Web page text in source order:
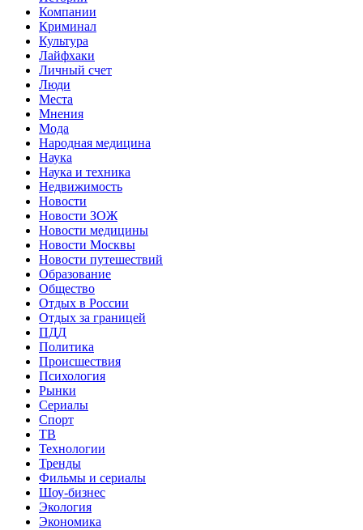
Компании
Криминал
Культура
Лайфхаки
Личный счет
Люди
Места
Мнения
Мода
Народная медицина
Наука
Наука и техника
Недвижимость
Новости
Новости ЗОЖ
Новости медицины
Новости Москвы
Новости путешествий
Образование
Общество
Отдых в России
Отдых за границей
ПДД
Политика
Происшествия
Психология
Рынки
Сериалы
Спорт
ТВ
Технологии
Тренды
Фильмы и сериалы
Шоу-бизнес
Экология
Экономика